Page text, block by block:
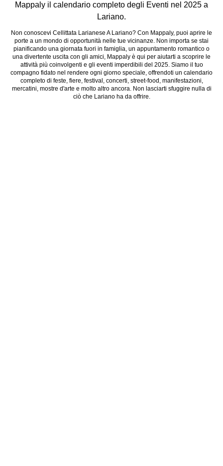
Mappaly il calendario completo degli Eventi nel 2025 a
Lariano.
Non conoscevi Cellittata Larianese A Lariano? Con Mappaly, puoi aprire le
porte a un mondo di opportunità nelle tue vicinanze. Non importa se stai
pianificando una giornata fuori in famiglia, un appuntamento romantico o
una divertente uscita con gli amici, Mappaly è qui per aiutarti a scoprire le
attività più coinvolgenti e gli eventi imperdibili del 2025. Siamo il tuo
compagno fidato nel rendere ogni giorno speciale, offrendoti un calendario
completo di feste, fiere, festival, concerti, street-food, manifestazioni,
mercatini, mostre d'arte e molto altro ancora. Non lasciarti sfuggire nulla di
ciò che Lariano ha da offrire.